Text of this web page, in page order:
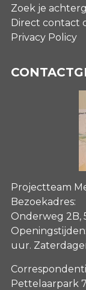
Zoek je
Direct contact
Privacy Policy
Projectteam
Bezoekadres:
Onderweg 2B,
uur.
Pettelaarpark